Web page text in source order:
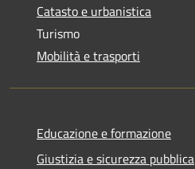
Catasto e urbanistica
Turismo
Mobilità e trasporti
Educazione e formazione
Giustizia e sicurezza pubblica